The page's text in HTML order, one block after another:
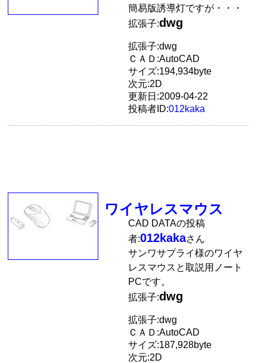
簡易版誘導灯ですが・・・
拡張子:dwg
拡張子:dwg
ＣＡＤ:AutoCAD
サイズ:194,934byte
次元:2D
更新日:2009-04-22
投稿者ID:012kaka
ワイヤレスマウス
CAD DATAの投稿
者:012kakaさん
サンワサプライ様のワイヤ
レスマウスと取説用ノート
PCです。
拡張子:dwg
拡張子:dwg
ＣＡＤ:AutoCAD
サイズ:187,928byte
次元:2D